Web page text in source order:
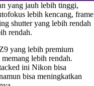
yang jauh lebih tinggi,
lebih kencang, frame
shutter yang lebih rendah
rendah.
yang lebih premium
lebih rendah.
ini Nikon bisa
bisa meningkatkan